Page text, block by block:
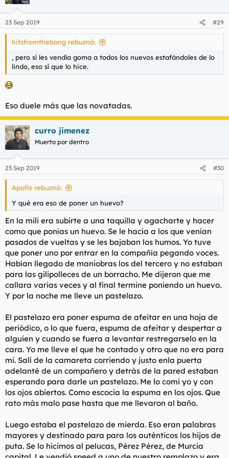
e
s
23 Sep 2019 #29
hitsfromthebong rebuznó:
, pero sí les vendía goma a todos los nuevos estafándoles de lo
lindo, eso sí que lo hice.
Eso duele más que las novatadas.
curro jimenez
Muerto por dentro
23 Sep 2019 #30
Apofis rebuznó:
Y qué era eso de poner un huevo?
En la mili era subirte a una taquilla y agacharte y hacer
como que ponías un huevo. Se le hacía a los que venían
pasados de vueltas y se les bajaban los humos. Yo tuve
que poner uno por entrar en la compañía pegando voces.
Habían llegado de maniobras los del tercero y no estaban
para las gilipolleces de un borracho. Me dijeron que me
callara varias veces y al final termine poniendo un huevo.
Y por la noche me lleve un pastelazo.
El pastelazo era poner espuma de afeitar en una hoja de
periódico, o lo que fuera, espuma de afeitar y despertar a
alguien y cuando se fuera a levantar restregarselo en la
cara. Yo me lleve el que he contado y otro que no era para
mi. Salí de la camareta corriendo y justo enla puerta
adelanté de un compañero y detrás de la pared estaban
esperando para darle un pastelazo. Me lo comi yo y con
los ojos abiertos. Como escocia la espuma en los ojos. Que
rato más malo pase hasta que me llevaron al baño.
Luego estaba el pastelazo de mierda. Eso eran palabras
mayores y destinado para para los auténticos los hijos de
puta. Se lo hicimos al pelucas, Pérez Pérez, de Murcia